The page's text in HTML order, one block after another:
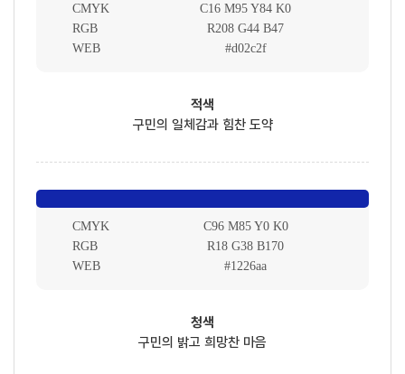
CMYK
C16 M95 Y84 K0
RGB
R208 G44 B47
WEB
#d02c2f
적색
구민의 일체감과 힘찬 도약
CMYK
C96 M85 Y0 K0
RGB
R18 G38 B170
WEB
#1226aa
청색
구민의 밝고 희망찬 마음